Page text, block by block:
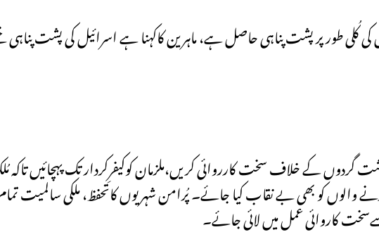
کُلی طور پر پشت پناہی حاصل ہے، ماہرین کاکہنا ہے اسرائیل کی پشت پناہی
گردوں کے خلاف سخت کارروائی کریں،ملزمان کوکیفرِکردار تک پہچائیں تاکہ
والوں کو بھی بے نقاب کیا جائے۔ پُرامن شہریوں کاتحفظ، ملکی سالمیت
کاروائی عمل میں لائی جائے۔